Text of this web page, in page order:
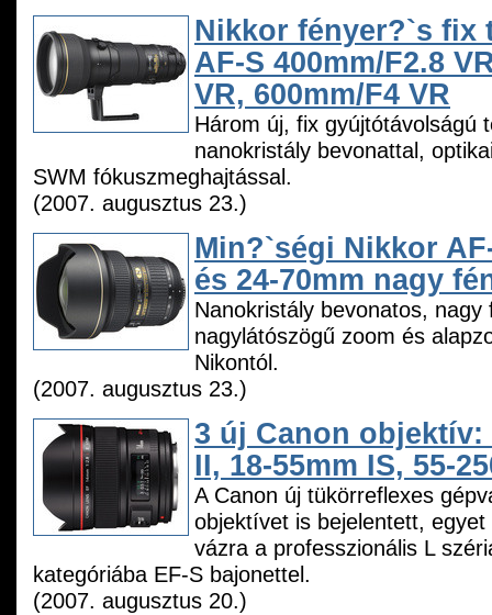
Nikkor fényer?`s fix
AF-S 400mm/F2.8
VR, 600mm/F4 VR
Három új, fix gyújtótávolságú
nanokristály bevonattal,
SWM fókuszmeghajtással.
(2007. augusztus 23.)
Min?`ségi Nikkor
és 24-70mm nagy
Nanokristály bevonatos, nagy
nagylátószögű zoom és
Nikontól.
(2007. augusztus 23.)
3 új Canon objektív:
II, 18-55mm IS, 55-
A Canon új tükörreflexes
objektívet is bejelentett,
vázra a professzionális L
kategóriába EF-S bajonettel.
(2007. augusztus 20.)